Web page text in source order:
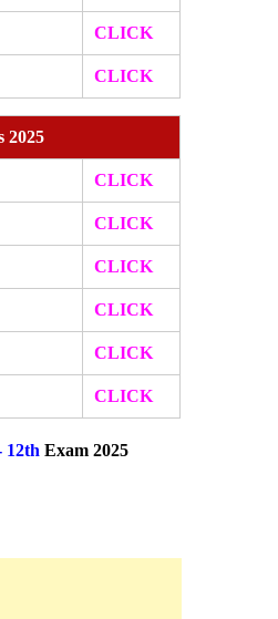
CLICK
CLICK
2025
CLICK
CLICK
CLICK
CLICK
CLICK
CLICK
12th Exam 2025